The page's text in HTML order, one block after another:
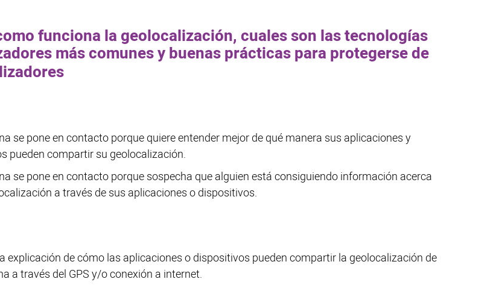
funciona la geolocalización, cuales son las tecnologías
más comunes y buenas prácticas para protegerse de
se pone en contacto porque quiere entender mejor de qué manera sus aplicaciones y
pueden compartir su geolocalización.
se pone en contacto porque sospecha que alguien está consiguiendo información acerca
a través de sus aplicaciones o dispositivos.
explicación de cómo las aplicaciones o dispositivos pueden compartir la geolocalización de
a través del GPS y/o conexión a internet.